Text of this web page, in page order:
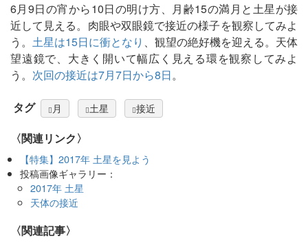
6月9日の宵から10日の明け方、月齢15の満月と土星が接
近して見える。肉眼や双眼鏡で接近の様子を観察してみよ
う。 土星は15日に衝となり 、観望の絶好機を迎える。天体
望遠鏡で、大きく開いて幅広く見える環を観察してみよ
う。 次回の接近は7月7日から8日。
タグ 月 土星 接近
〈関連リンク〉
【特集】2017年 土星を見よう
投稿画像ギャラリー：
2017年 土星
天体の接近
関連記事